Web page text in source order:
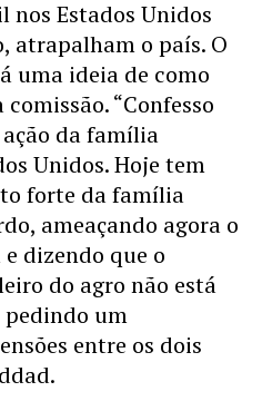
nos Estados Unidos
atrapalham o país. O
uma ideia de como
“Confesso
da família
Unidos. Hoje tem
forte da família
ameaçando agora o
dizendo que o
do agro não está
pedindo um
entre os dois